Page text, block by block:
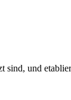
sind, und